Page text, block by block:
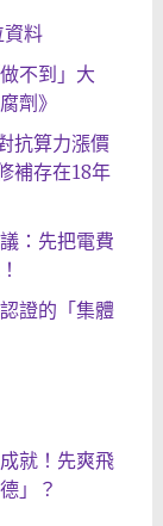
資料
不到」大
劑》
抗算力漲價
補存在18年
：先把電費
證的「集體
就！先爽飛
」？